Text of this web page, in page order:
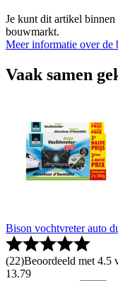
Je kunt dit artikel
bouwmarkt.
Meer informatie over de
Vaak samen
Bison vochtvreter auto
(22)Beoordeeld met 4.5
13.79